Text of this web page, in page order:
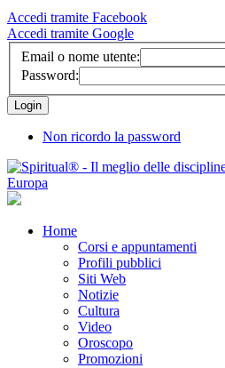
Accedi tramite Facebook
Accedi tramite Google
Email o nome utente:
Password:
Non ricordo la password
Home
Corsi e appuntamenti
Profili pubblici
Siti Web
Notizie
Cultura
Video
Oroscopo
Promozioni